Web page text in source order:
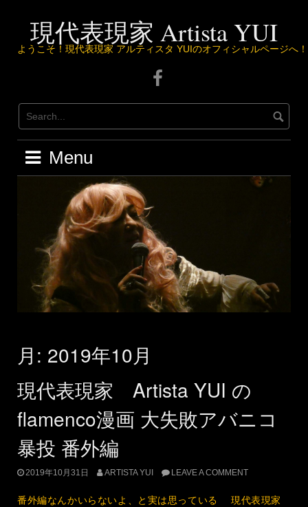
content現代表現家 Artista YUI
ようこそ！現代表現家 アルティスタ YUIのオフィシャルページへ！
Facebook
ペ
ー
は
ら
ら
Menu
月: 2019年10月
現代表現家 Artista YUI の
flamenco漫画 大失敗アバニコ
暴投 番外編
2019年10月31日 ARTISTA YUI LEAVE A COMMENT
番外編なんかいらないよ、と実は思っている 現代表現家